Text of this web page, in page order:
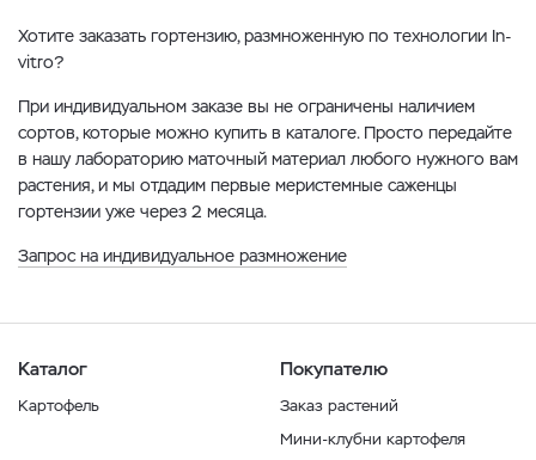
Хотите заказать гортензию, размноженную по технологии In-
vitro?
При индивидуальном заказе вы не ограничены наличием
сортов, которые можно купить в каталоге. Просто передайте
в нашу лабораторию маточный материал любого нужного вам
растения, и мы отдадим первые меристемные саженцы
гортензии уже через 2 месяца.
Запрос на индивидуальное размножение
Каталог
Картофель
Покупателю
Заказ растений
Мини-клубни картофеля